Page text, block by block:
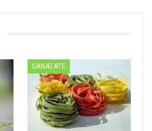
SANATATE